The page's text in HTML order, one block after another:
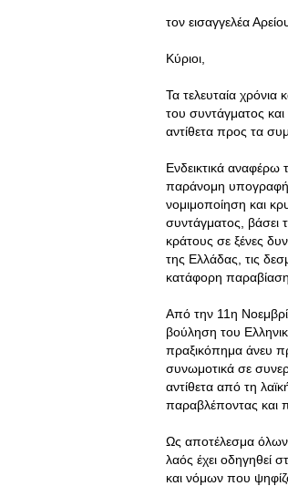
τον εισαγγελέα
Κύριοι,
Τα τελευταία χρόνια
του συντάγματος
αντίθετα προς τα
Ενδεικτικά
παράνομη υπογραφή
νομιμοποίηση και
συντάγματος, βάσει
κράτους σε ξένες
της Ελλάδας, τις
κατάφορη
Από την 11η
βούληση του
πραξικόπημα άνευ
συνωμοτικά σε
αντίθετα από τη
παραβλέποντας και
Ως αποτέλεσμα όλων
λαός έχει οδηγηθεί
και νόμων που